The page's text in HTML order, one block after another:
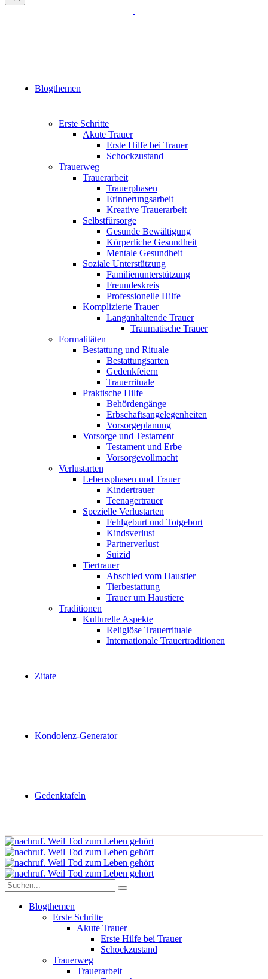
Blogthemen
Erste Schritte
Akute Trauer
Erste Hilfe bei Trauer
Schockzustand
Trauerweg
Trauerarbeit
Trauerphasen
Erinnerungsarbeit
Kreative Trauerarbeit
Selbstfürsorge
Gesunde Bewältigung
Körperliche Gesundheit
Mentale Gesundheit
Soziale Unterstützung
Familienunterstützung
Freundeskreis
Professionelle Hilfe
Komplizierte Trauer
Langanhaltende Trauer
Traumatische Trauer
Formalitäten
Bestattung und Rituale
Bestattungsarten
Gedenkfeiern
Trauerrituale
Praktische Hilfe
Behördengänge
Erbschaftsangelegenheiten
Vorsorgeplanung
Vorsorge und Testament
Testament und Erbe
Vorsorgevollmacht
Verlustarten
Lebensphasen und Trauer
Kindertrauer
Teenagertrauer
Spezielle Verlustarten
Fehlgeburt und Totgeburt
Kindsverlust
Partnerverlust
Suizid
Tiertrauer
Abschied vom Haustier
Tierbestattung
Trauer um Haustiere
Traditionen
Kulturelle Aspekte
Religiöse Trauerrituale
Internationale Trauertraditionen
Zitate
Kondolenz-Generator
Gedenktafeln
Blogthemen
Erste Schritte
Akute Trauer
Erste Hilfe bei Trauer
Schockzustand
Trauerweg
Trauerarbeit